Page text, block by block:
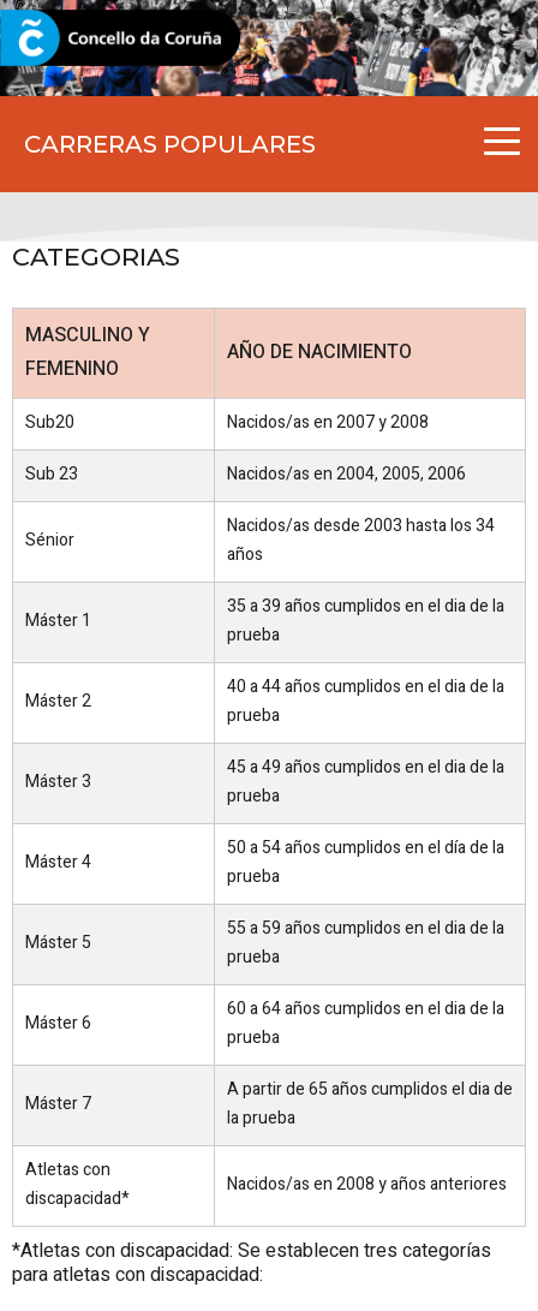
CARRERAS POPULARES
CORUNA.GAL
CATEGORIAS
MASCULINO Y
FEMENINO
AÑO DE NACIMIENTO
Sub20 Nacidos/as en 2007 y 2008
Sub 23 Nacidos/as en 2004, 2005, 2006
Sénior
Nacidos/as desde 2003 hasta los 34
años
Máster 1
35 a 39 años cumplidos en el dia de la
prueba
Máster 2
40 a 44 años cumplidos en el dia de la
prueba
Máster 3
45 a 49 años cumplidos en el dia de la
prueba
Máster 4
50 a 54 años cumplidos en el día de la
prueba
Máster 5
55 a 59 años cumplidos en el dia de la
prueba
Máster 6
60 a 64 años cumplidos en el dia de la
prueba
Máster 7
A partir de 65 años cumplidos el dia de
la prueba
Atletas con
discapacidad*
Nacidos/as en 2008 y años anteriores
*Atletas con discapacidad: Se establecen tres categorías
para atletas con discapacidad: